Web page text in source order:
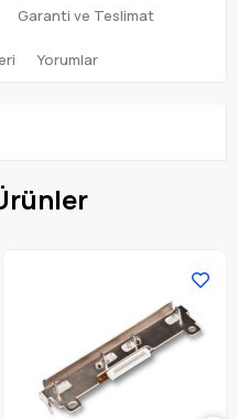
Garanti ve Teslimat
Yorumlar